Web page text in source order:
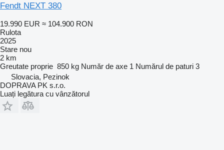
Fendt NEXT 380
19.990 EUR ≈ 104.900 RON
Rulota
2025
Stare nou
2 km
Greutate proprie 850 kg Număr de axe 1 Numărul de paturi 3
Slovacia, Pezinok
DOPRAVA PK s.r.o.
Luați legătura cu vânzătorul